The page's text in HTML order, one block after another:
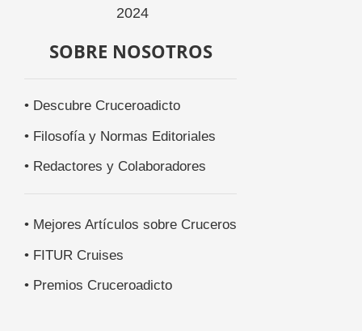
SOBRE NOSOTROS
• Descubre Cruceroadicto
• Filosofía y Normas Editoriales
• Redactores y Colaboradores
• Mejores Artículos sobre Cruceros
• FITUR Cruises
• Premios Cruceroadicto